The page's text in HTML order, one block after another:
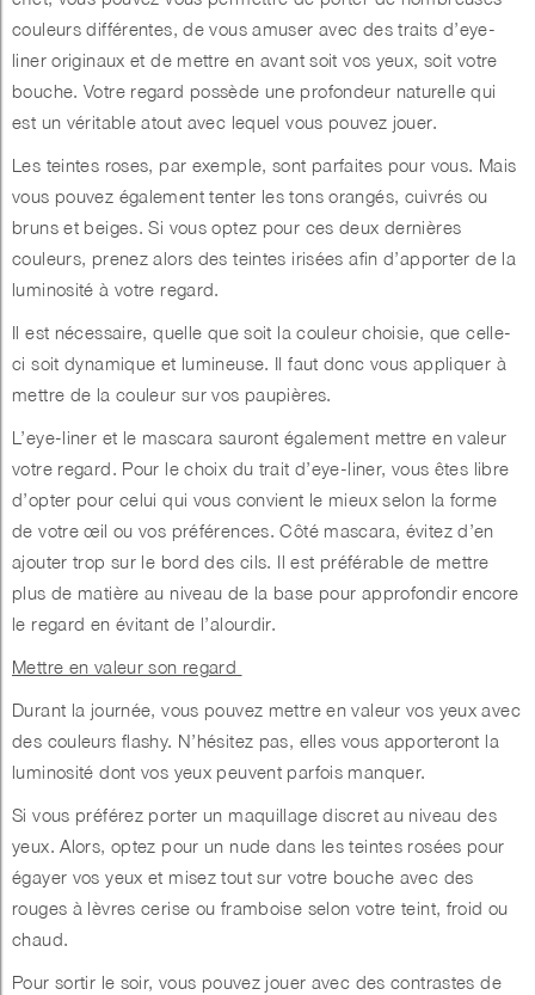
couleurs différentes, de vous amuser avec des traits d’eye-
liner originaux et de mettre en avant soit vos yeux, soit votre
bouche. Votre regard possède une profondeur naturelle qui
est un véritable atout avec lequel vous pouvez jouer.
Les teintes roses, par exemple, sont parfaites pour vous. Mais
vous pouvez également tenter les tons orangés, cuivrés ou
bruns et beiges. Si vous optez pour ces deux dernières
couleurs, prenez alors des teintes irisées afin d’apporter de la
luminosité à votre regard.
Il est nécessaire, quelle que soit la couleur choisie, que celle-
ci soit dynamique et lumineuse. Il faut donc vous appliquer à
mettre de la couleur sur vos paupières.
L’eye-liner et le mascara sauront également mettre en valeur
votre regard. Pour le choix du trait d’eye-liner, vous êtes libre
d’opter pour celui qui vous convient le mieux selon la forme
de votre œil ou vos préférences. Côté mascara, évitez d’en
ajouter trop sur le bord des cils. Il est préférable de mettre
plus de matière au niveau de la base pour approfondir encore
le regard en évitant de l’alourdir.
Mettre en valeur son regard
Durant la journée, vous pouvez mettre en valeur vos yeux avec
des couleurs flashy. N’hésitez pas, elles vous apporteront la
luminosité dont vos yeux peuvent parfois manquer.
Si vous préférez porter un maquillage discret au niveau des
yeux. Alors, optez pour un nude dans les teintes rosées pour
égayer vos yeux et misez tout sur votre bouche avec des
rouges à lèvres cerise ou framboise selon votre teint, froid ou
chaud.
Pour sortir le soir, vous pouvez jouer avec des contrastes de